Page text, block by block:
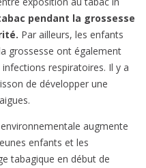
pendant la grossesse
Par ailleurs, les enfants
grossesse ont également
respiratoires. Il y a
de développer une
augmente
enfants et les
tabagique en début de